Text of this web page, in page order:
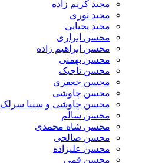
مجید کریم زاده
مجید نوری
مجید یحیایی
محسن ابراری
محسن ابراهیم زاده
محسن بهمنی
محسن تاجیک
محسن جعفری
محسن چاوشی
محسن چاوشی و سینا سرلک
محسن سالم
محسن شاه محمدی
محسن صالحی
محسن علیزاده
محسن قمی